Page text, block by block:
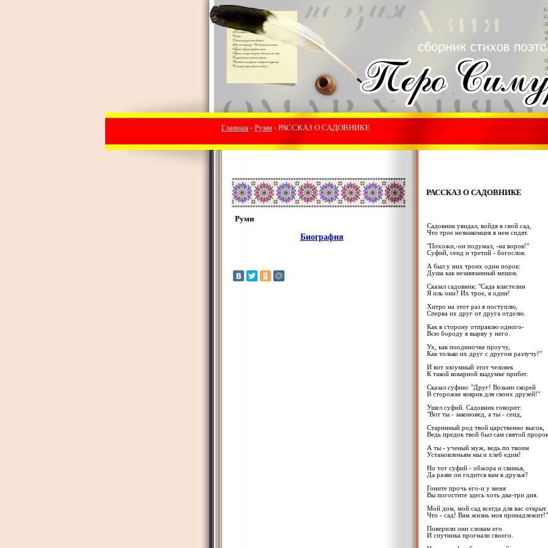
Главная - Руми - РАССКАЗ О САДОВНИКЕ
РАССКАЗ О САДОВНИКЕ
Руми
Биография
Садовник увидал, войдя в свой сад,
Что трое незнакомцев в нем сидят.
"Похожи,-он подумал, -на воров!"
Суфий, сеид и третий - богослов.
А был у них троих один порок:
Душа как незавязанный мешок.
Сказал садовник: "Сада властелин
Я иль они? Их трое, я один!
Хитро на этот раз я поступлю,
Сперва их друг от друга отделю.
Как в сторону отправлю одного-
Всю бороду я вырву у него.
Ух, как поодиночке проучу,
Как только их друг с другом разлучу!"
И вот злоумный этот человек
К такой коварной выдумке прибег.
Сказал суфию: "Друг! Возьми скорей
В сторожке коврик для своих друзей!"
Ушел суфий. Садовник говорит:
"Вот ты - законовед, а ты - сеид,
Старинный род твой царственно высок,
Ведь предок твой был сам святой
А ты - ученый муж, ведь по твоим
Установленьям мы и хлеб едим!
Но тот суфий - обжора и свинья,
Да разве он годится вам в друзья?
Гоните прочь его-и у меня
Вы погостите здесь хоть два-три дня.
Мой дом, мой сад всегда для вас открыт.
Что - сад! Вам жизнь моя принадлежит!"
Поверили они словам его
И спутника прогнали своего.